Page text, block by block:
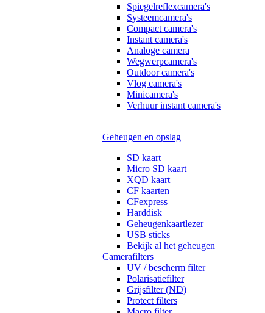
Spiegelreflexcamera's
Systeemcamera's
Compact camera's
Instant camera's
Analoge camera
Wegwerpcamera's
Outdoor camera's
Vlog camera's
Minicamera's
Verhuur instant camera's
Geheugen en opslag
SD kaart
Micro SD kaart
XQD kaart
CF kaarten
CFexpress
Harddisk
Geheugenkaartlezer
USB sticks
Bekijk al het geheugen
Camerafilters
UV / bescherm filter
Polarisatiefilter
Grijsfilter (ND)
Protect filters